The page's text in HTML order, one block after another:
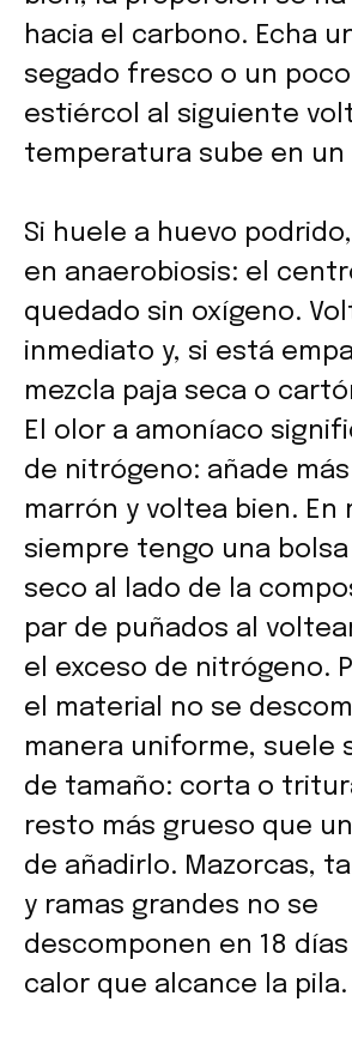
hacia el carbono. Echa
segado fresco o un
estiércol al siguiente
temperatura sube en un
Si huele a huevo
en anaerobiosis: el
quedado sin oxígeno.
inmediato y, si está
mezcla paja seca o
El olor a amoníaco
de nitrógeno: añade
marrón y voltea bien. En
siempre tengo una
seco al lado de la
par de puñados al
el exceso de nitrógeno.
el material no se
manera uniforme, suele
de tamaño: corta o
resto más grueso que
de añadirlo. Mazorcas,
y ramas grandes no se
descomponen en 18
calor que alcance la pila.